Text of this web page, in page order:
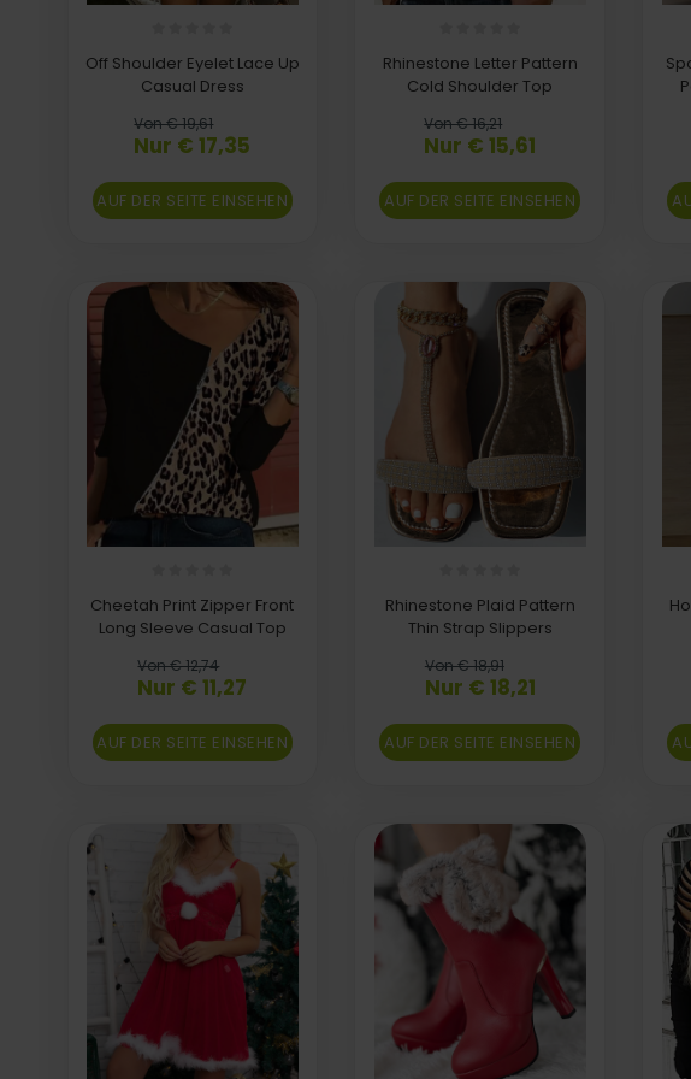
Off Shoulder Eyelet Lace Up
Casual Dress
Von € 19,61
Nur € 17,35
AUF DER SEITE EINSEHEN
Rhinestone Letter Pattern
Cold Shoulder Top
Von € 16,21
Nur € 15,61
AUF DER SEITE EINSEHEN
Cheetah Print Zipper Front
Long Sleeve Casual Top
Von € 12,74
Nur € 11,27
AUF DER SEITE EINSEHEN
Rhinestone Plaid Pattern
Thin Strap Slippers
Von € 18,91
Nur € 18,21
AUF DER SEITE EINSEHEN